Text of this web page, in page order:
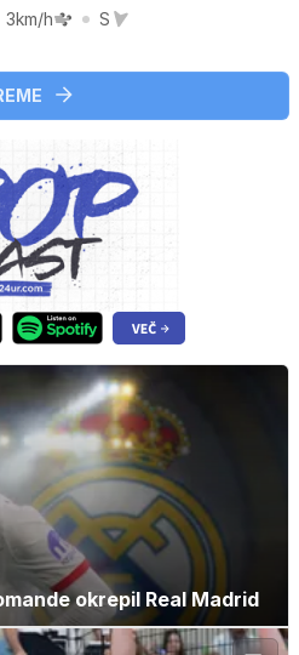
3km/h S
okrepil Real Madrid